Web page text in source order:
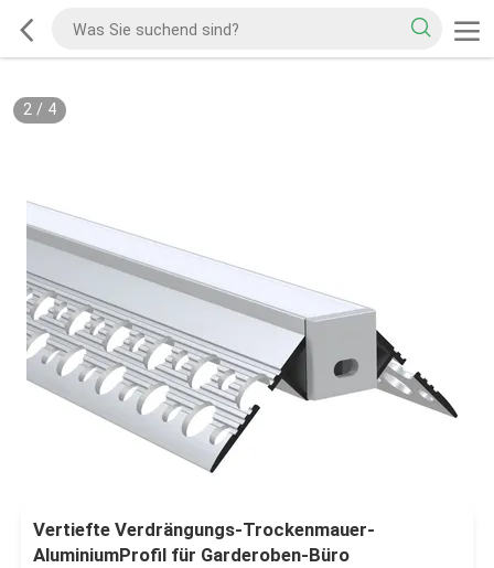
2/ 4
Vertiefte Verdrängungs-Trockenmauer-
AluminiumProfil für Garderoben-Büro